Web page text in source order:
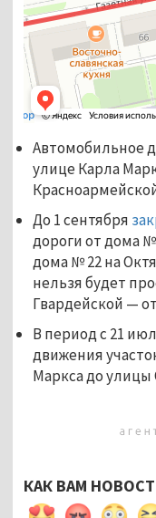
Автомобильное
улице Карла
До 1 сентября
дороги от дома
дома № 22 на
нельзя будет
Гвардейской —
В период с 21
движения
Маркса до улицы
КАК ВАМ